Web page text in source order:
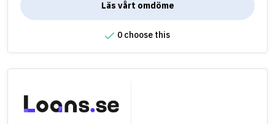
Läs vårt omdöme
0 choose this